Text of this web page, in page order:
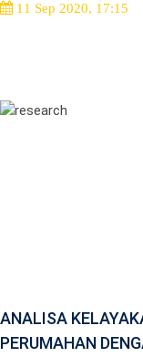
11 Sep 2020, 17:15
ANALISA
PERUMAHAN